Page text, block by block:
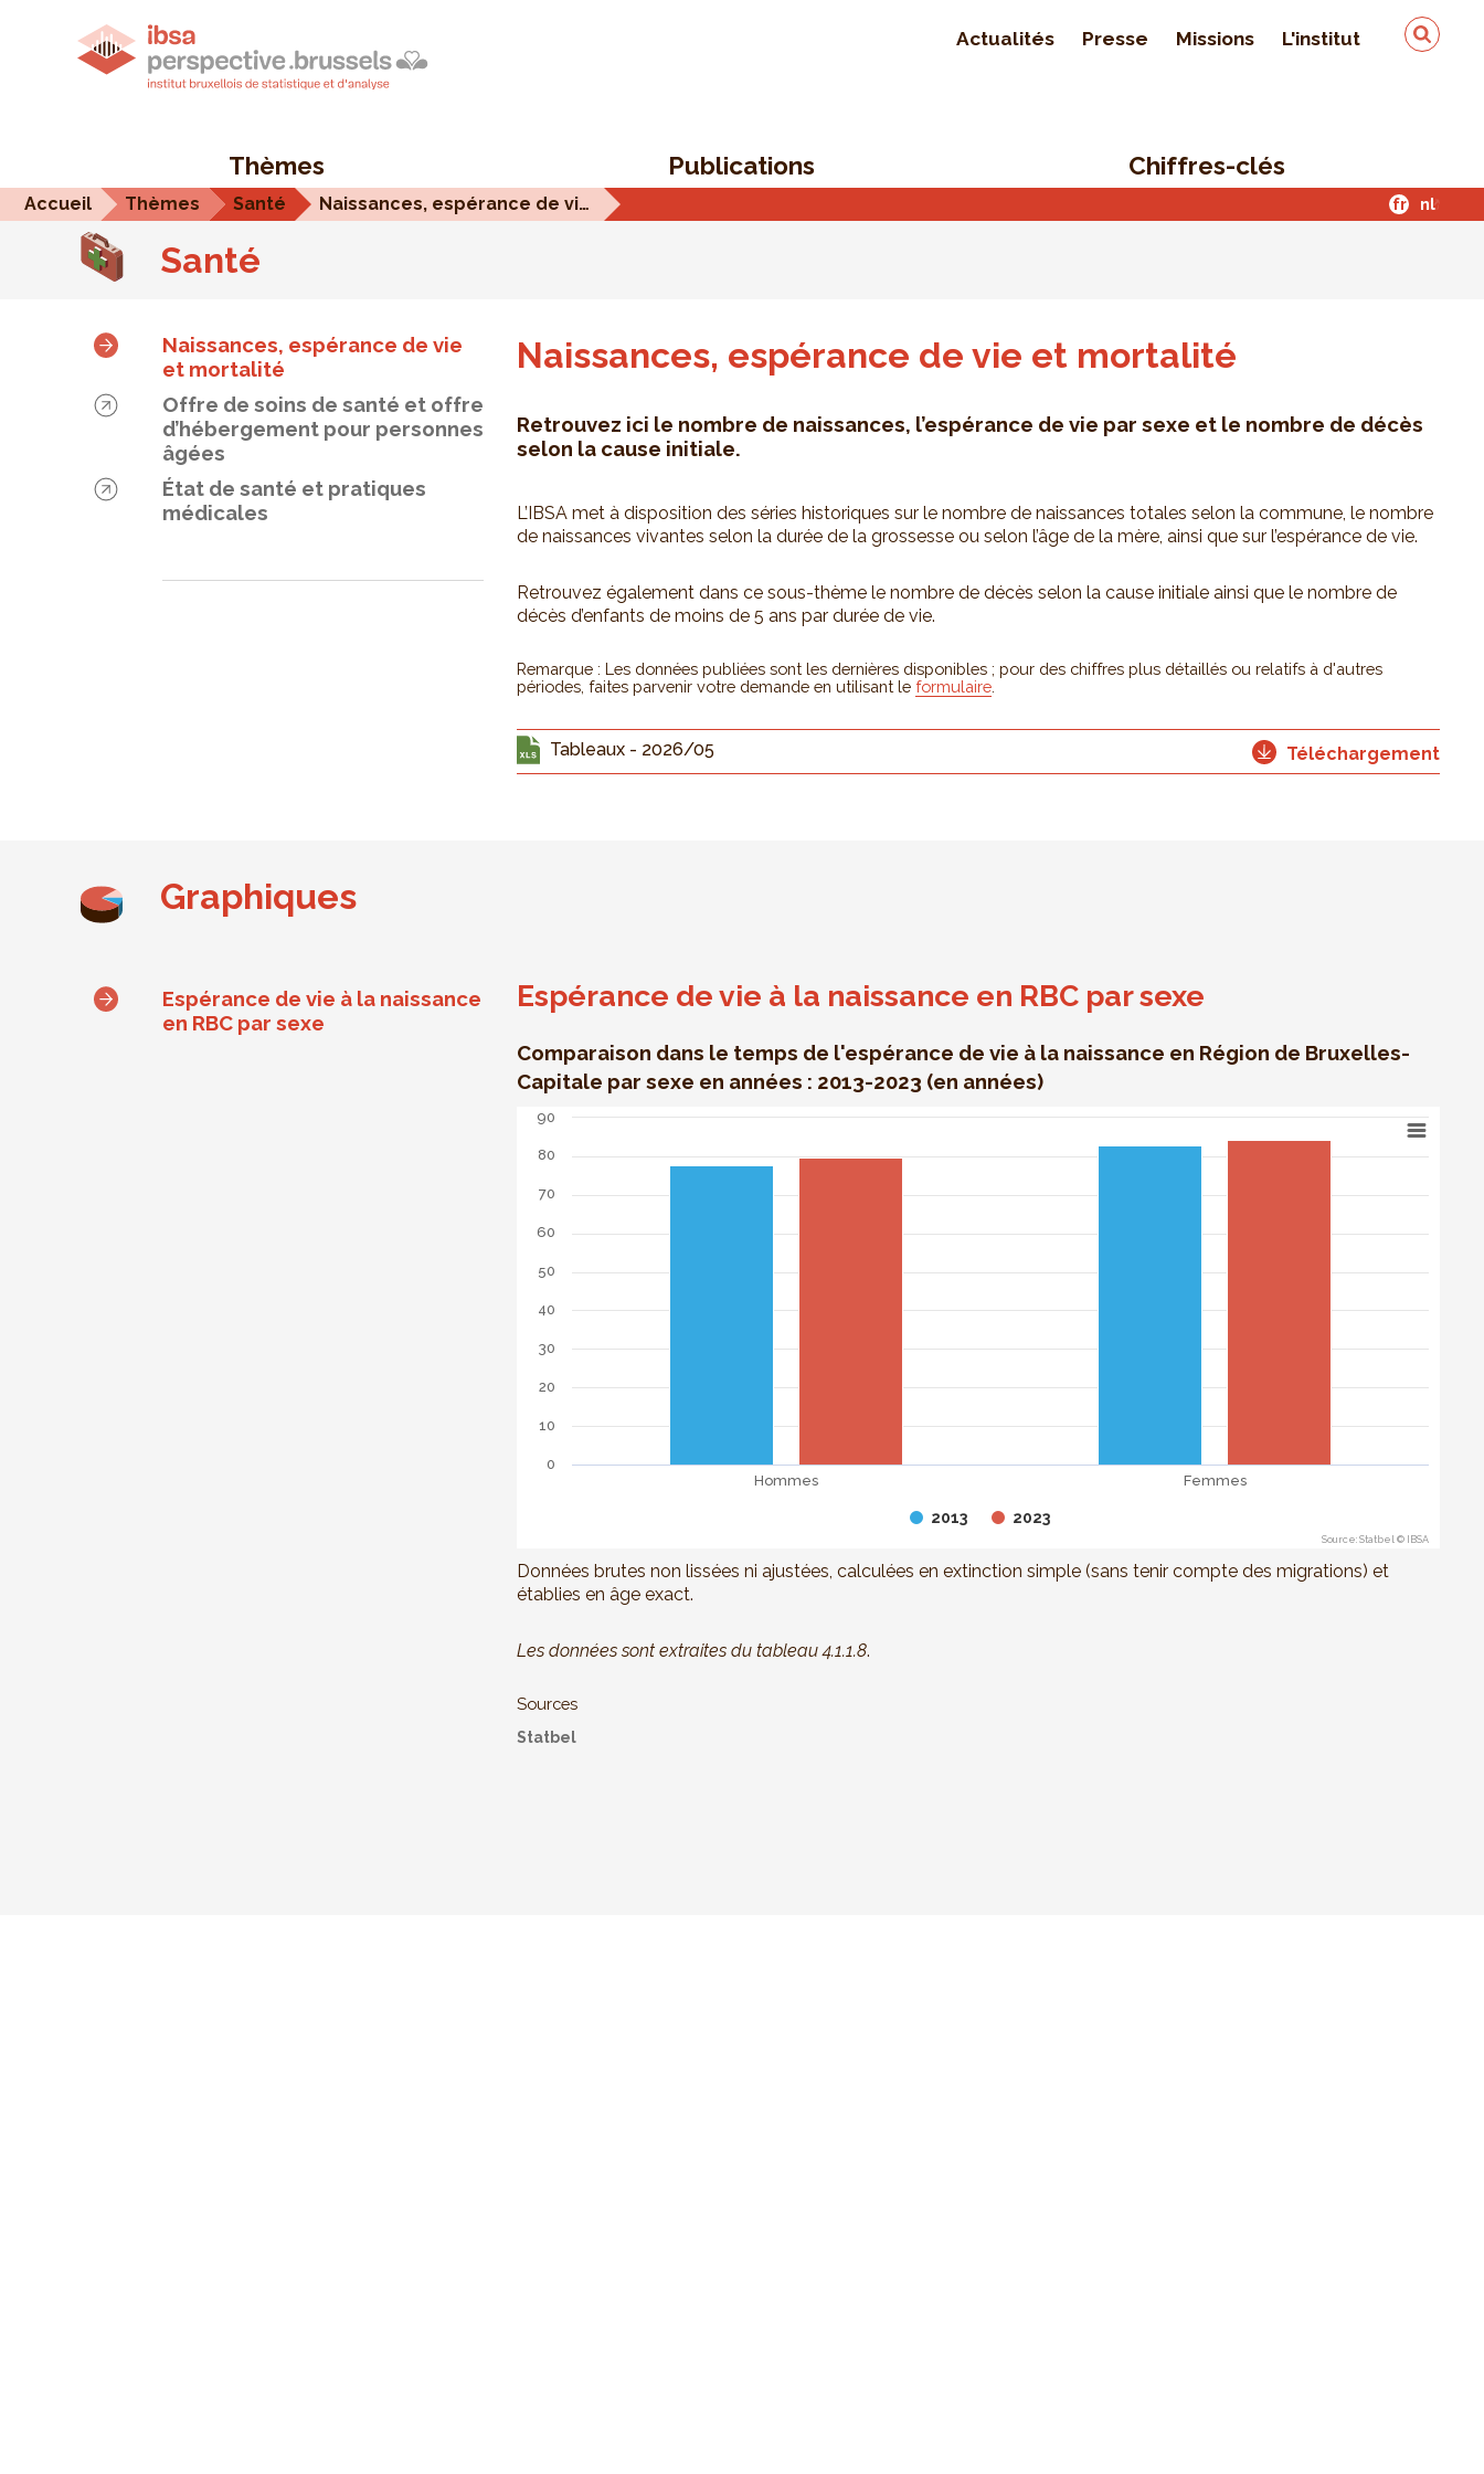
Actualités Presse Missions L'institut
Qualité & sécurité des
Thèmes Publications Chiffres-clés
Accueil Thèmes Santé Naissances, espérance de vie et mortalité fr nl
Santé
Naissances, espérance de vie
et mortalité
Offre de soins de santé et offre
d’hébergement pour personnes
âgées
État de santé et pratiques
médicales
Naissances, espérance de vie et mortalité
Retrouvez ici le nombre de naissances, l’espérance de vie par sexe et le nombre de décès
selon la cause initiale.
L’IBSA met à disposition des séries historiques sur le nombre de naissances totales selon la commune, le nombre
de naissances vivantes selon la durée de la grossesse ou selon l’âge de la mère, ainsi que sur l’espérance de vie.
Retrouvez également dans ce sous-thème le nombre de décès selon la cause initiale ainsi que le nombre de
décès d’enfants de moins de 5 ans par durée de vie.
Remarque : Les données publiées sont les dernières disponibles ; pour des chiffres plus détaillés ou relatifs à d'autres
périodes, faites parvenir votre demande en utilisant le formulaire.
Tableaux - 2026/05 Téléchargement
Graphiques
Espérance de vie à la naissance
en RBC par sexe
Espérance de vie à la naissance en RBC par sexe
Comparaison dans le temps de l'espérance de vie à la naissance en Région de Bruxelles-
Capitale par sexe en années : 2013-2023 (en années)
Espérance de vie à la naissance en RBC par sexe
Comparaison dans le temps de l'espérance de vie à la naissance en Région de Bruxelles-Capitale par sexe en
The chart has 1 X axis displaying categories.
2013 2023
Hommes Femmes
0
10
20
30
40
50
60
70
80
90
Source: Statbel © IBSA
Données brutes non lissées ni ajustées, calculées en extinction simple (sans tenir compte des migrations) et
établies en âge exact.
Les données sont extraites du tableau 4.1.1.8.
Sources
Statbel